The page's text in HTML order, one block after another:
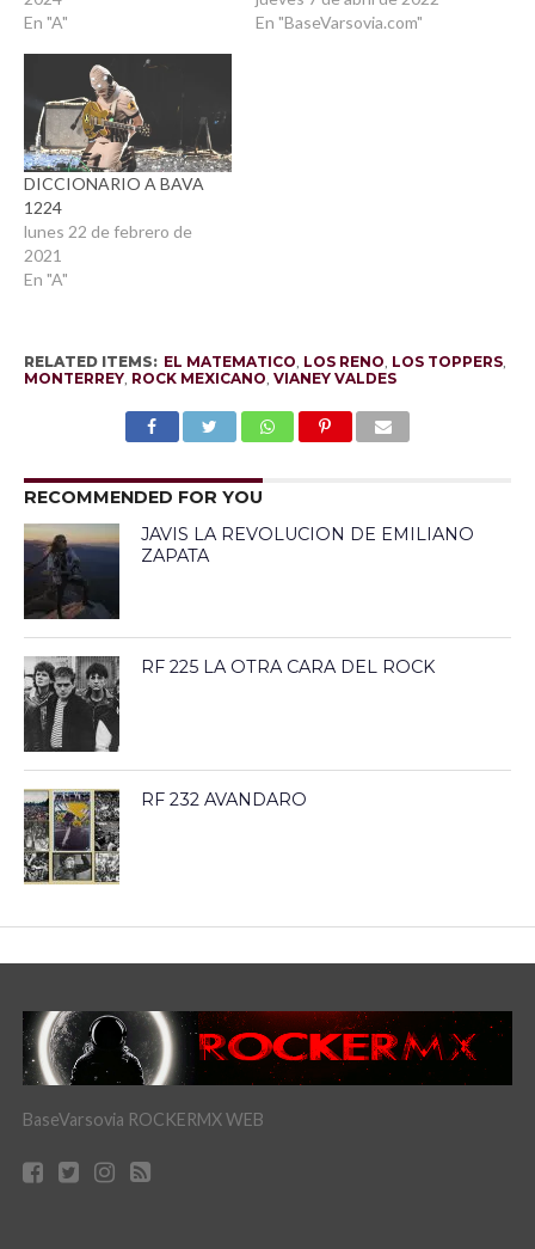
En "A"
En "BaseVarsovia.com"
DICCIONARIO A BAVA
1224
lunes 22 de febrero de
2021
En "A"
RELATED ITEMS: EL MATEMATICO, LOS RENO, LOS TOPPERS,
MONTERREY, ROCK MEXICANO, VIANEY VALDES
RECOMMENDED FOR YOU
JAVIS LA REVOLUCION DE EMILIANO
ZAPATA
RF 225 LA OTRA CARA DEL ROCK
RF 232 AVANDARO
BaseVarsovia ROCKERMX WEB